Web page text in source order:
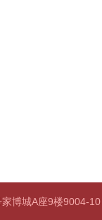
博城A座9楼9004-10